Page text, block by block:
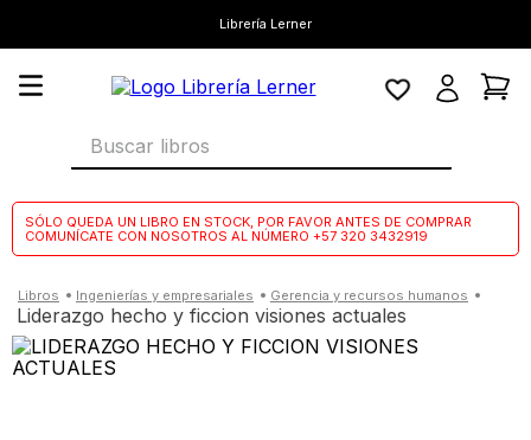
Librería Lerner
Buscar libros
SÓLO QUEDA UN LIBRO EN STOCK, POR FAVOR ANTES DE COMPRAR
COMUNÍCATE CON NOSOTROS AL NÚMERO +57 320 3432919
ingenierías y empresariales gerencia y recursos humanos
liderazgo hecho y ficcion visiones actuales